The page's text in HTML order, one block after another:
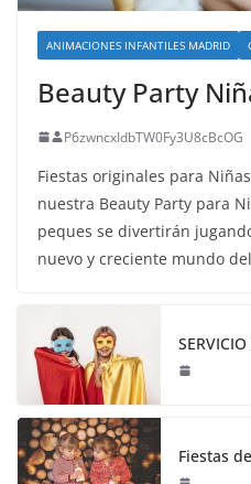
ANIMACIONES INFANTILES MADRID
Beauty Party
P6zwncxIdbTW0Fy3U8cBcOG
Fiestas originales para
nuestra Beauty Party para
peques se divertirán
nuevo y creciente mundo
Fiestas